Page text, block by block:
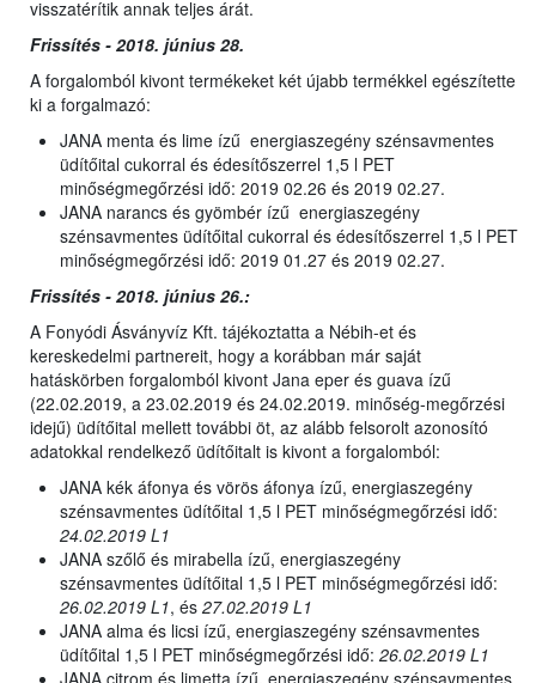
visszatérítik annak teljes árát.
Frissítés - 2018. június 28.
A forgalomból kivont termékeket két újabb termékkel egészítette
ki a forgalmazó:
JANA menta és lime ízű energiaszegény szénsavmentes
üdítőital cukorral és édesítőszerrel 1,5 l PET
minőségmegőrzési idő: 2019 02.26 és 2019 02.27.
JANA narancs és gyömbér ízű energiaszegény
szénsavmentes üdítőital cukorral és édesítőszerrel 1,5 l PET
minőségmegőrzési idő: 2019 01.27 és 2019 02.27.
Frissítés - 2018. június 26.:
A Fonyódi Ásványvíz Kft. tájékoztatta a Nébih-et és
kereskedelmi partnereit, hogy a korábban már saját
hatáskörben forgalomból kivont Jana eper és guava ízű
(22.02.2019, a 23.02.2019 és 24.02.2019. minőség-megőrzési
idejű) üdítőital mellett további öt, az alább felsorolt azonosító
adatokkal rendelkező üdítőitalt is kivont a forgalomból:
JANA kék áfonya és vörös áfonya ízű, energiaszegény
szénsavmentes üdítőital 1,5 l PET minőségmegőrzési idő:
24.02.2019 L1
JANA szőlő és mirabella ízű, energiaszegény
szénsavmentes üdítőital 1,5 l PET minőségmegőrzési idő:
26.02.2019 L1, és 27.02.2019 L1
JANA alma és licsi ízű, energiaszegény szénsavmentes
üdítőital 1,5 l PET minőségmegőrzési idő: 26.02.2019 L1